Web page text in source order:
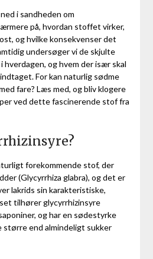
i sandheden om
på, hvordan stoffet virker,
og hvilke konsekvenser det
undersøger vi de skjulte
hverdagen, og hvem der især skal
For kan naturlig sødme
fare? Læs med, og bliv klogere
ved dette fascinerende stof fra
forekommende stof, der
(Glycyrrhiza glabra), og det er
lakrids sin karakteristiske,
tilhører glycyrrhizinsyre
og har en sødestyrke
større end almindeligt sukker